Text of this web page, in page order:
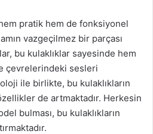
pratik hem de fonksiyonel
vazgeçilmez bir parçası
bu kulaklıklar sayesinde hem
çevrelerindeki sesleri
ile birlikte, bu kulaklıkların
de artmaktadır. Herkesin
bulması, bu kulaklıkların